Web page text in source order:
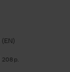
(EN)
208